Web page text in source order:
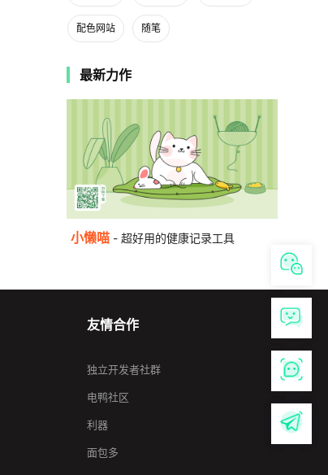
配色网站 随笔
最新力作
小懒喵 - 超好用的健康记录工具
友情合作
独立开发者社群
电鸭社区
利器
面包多